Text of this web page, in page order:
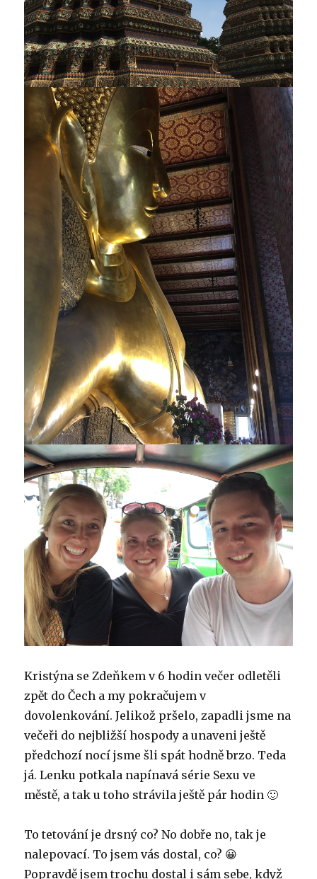
Kristýna se Zdeňkem v 6 hodin večer odletěli
zpět do Čech a my pokračujem v
dovolenkování. Jelikož pršelo, zapadli jsme na
večeři do nejbližší hospody a unaveni ještě
předchozí nocí jsme šli spát hodně brzo. Teda
já. Lenku potkala napínavá série Sexu ve
městě, a tak u toho strávila ještě pár hodin 🙂
To tetování je drsný co? No dobře no, tak je
nalepovací. To jsem vás dostal, co? 😀
Popravdě jsem trochu dostal i sám sebe, když